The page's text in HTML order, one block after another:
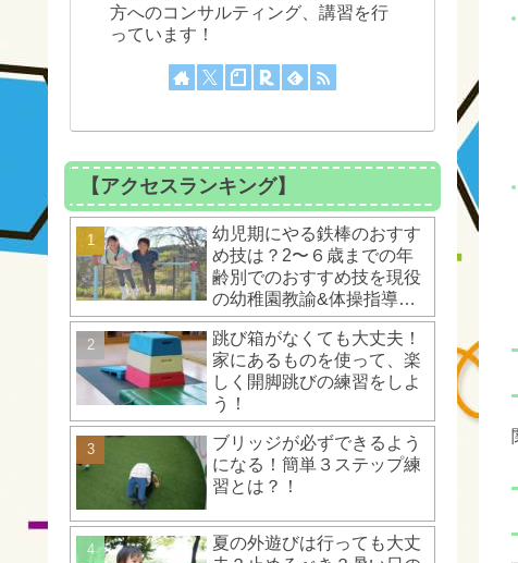
方へのコンサルティング、講習を行
っています！
【アクセスランキング】
幼児期にやる鉄棒のおすす
め技は？2〜６歳までの年
齢別でのおすすめ技を現役
の幼稚園教諭&体操指導者
が解説！
跳び箱がなくても大丈夫！
家にあるものを使って、楽
しく開脚跳びの練習をしよ
う！
ブリッジが必ずできるよう
になる！簡単３ステップ練
習とは？！
夏の外遊びは行っても大丈